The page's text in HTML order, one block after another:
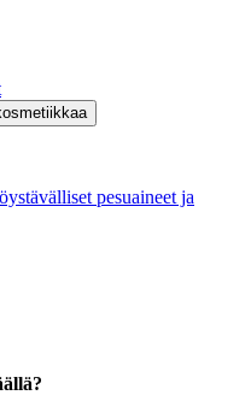
pesuaineet ja